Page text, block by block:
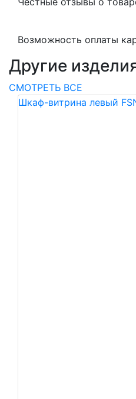
Возможность оплаты
Другие
СМОТРЕТЬ ВСЕ
Шкаф-витрина левый